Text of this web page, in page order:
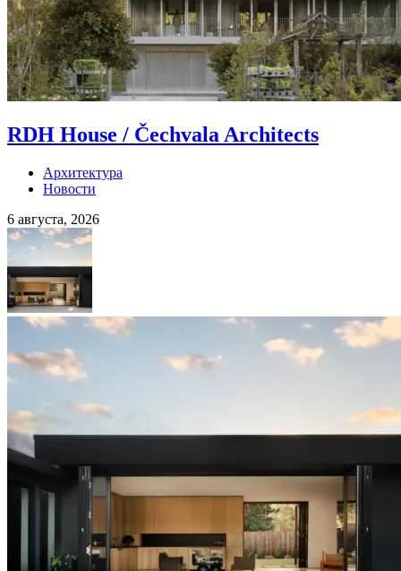
RDH House / Čechvala Architects
Архитектура
Новости
6 августа, 2026